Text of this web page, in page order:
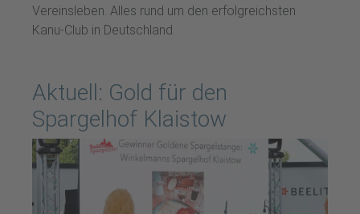
Vereinsleben. Alles rund um den erfolgreichsten
Kanu-Club in Deutschland.
Aktuell: Gold für den
Spargelhof Klaistow